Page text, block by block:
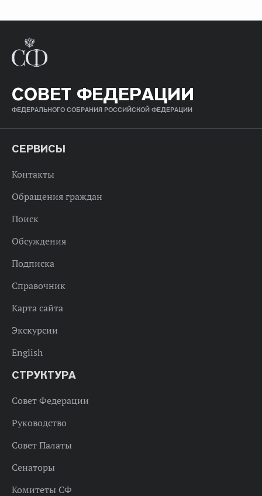
СОВЕТ ФЕДЕРАЦИИ
ФЕДЕРАЛЬНОГО СОБРАНИЯ РОССИЙСКОЙ ФЕДЕРАЦИИ
СЕРВИСЫ
Контакты
Обращения граждан
Поиск
Обсуждения
Подписка
Справочник
Карта сайта
Экскурсии
English
СТРУКТУРА
Совет Федерации
Руководство
Совет Палаты
Сенаторы
Комитеты СФ